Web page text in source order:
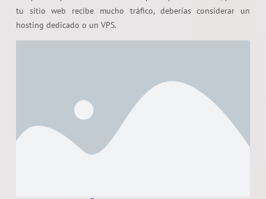
tu sitio web recibe mucho tráfico, deberías considerar un
hosting dedicado o un VPS.